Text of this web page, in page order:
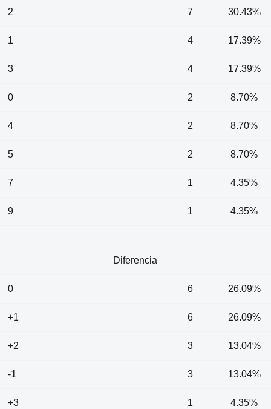
2 7 30.43%
1 4 17.39%
3 4 17.39%
0 2 8.70%
4 2 8.70%
5 2 8.70%
7 1 4.35%
9 1 4.35%
Diferencia
0 6 26.09%
+1 6 26.09%
+2 3 13.04%
-1 3 13.04%
+3 1 4.35%